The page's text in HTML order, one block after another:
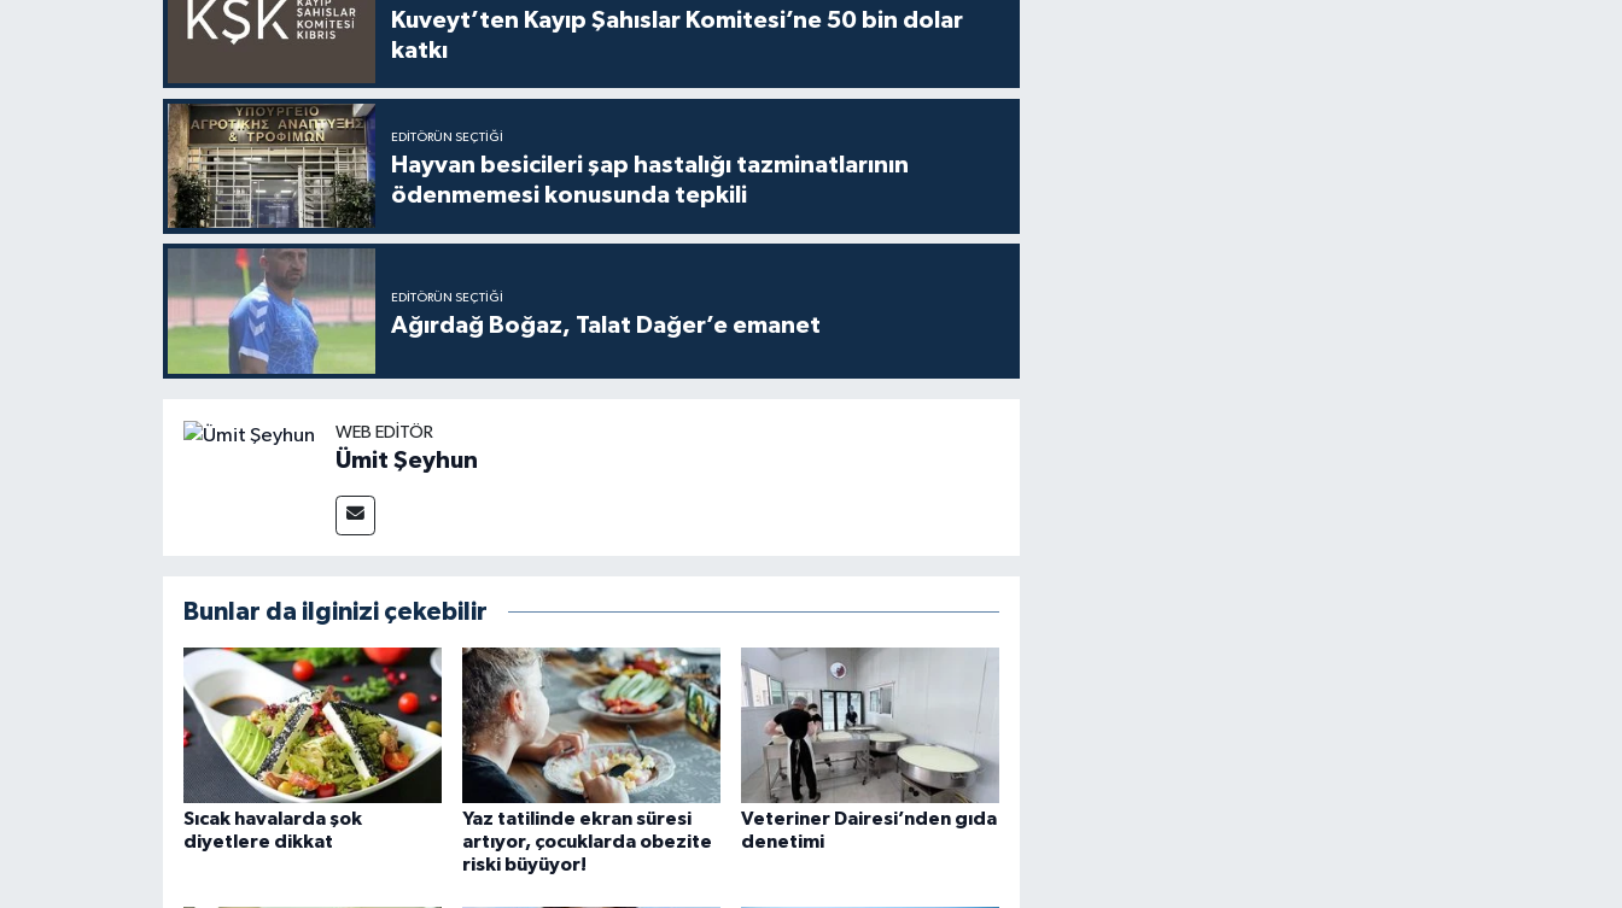
Kuveyt’ten Kayıp Şahıslar Komitesi’ne 50 bin dolar
katkı
EDITÖRÜN SEÇTIĞI
Hayvan besicileri şap hastalığı tazminatlarının
ödenmemesi konusunda tepkili
EDITÖRÜN SEÇTIĞI
Ağırdağ Boğaz, Talat Dağer’e emanet
WEB EDITÖR
Ümit Şeyhun
Bunlar da ilginizi çekebilir
Sıcak havalarda şok
diyetlere dikkat
Yaz tatilinde ekran süresi
artıyor, çocuklarda obezite
riski büyüyor!
Veteriner Dairesi’nden gıda
denetimi